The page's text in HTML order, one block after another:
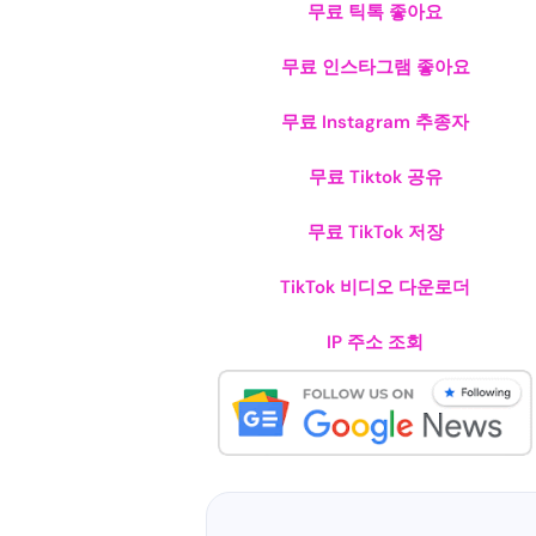
무료 틱톡 좋아요
무료 인스타그램 좋아요
무료 Instagram 추종자
무료 Tiktok 공유
무료 TikTok 저장
TikTok 비디오 다운로더
IP 주소 조회